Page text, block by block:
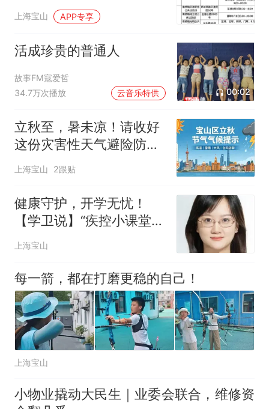
开放，还有体质监测体验
上海宝山 APP专享
活成珍贵的普通人
故事FM寇爱哲
34.7万次播放
云音乐特供 00:02
立秋至，暑未凉！请收好
这份灾害性天气避险防护
指南
上海宝山 2跟贴
健康守护，开学无忧！
【学卫说】“疾控小课堂校
园大健康”直播课开讲啦！
上海宝山
每一箭，都在打磨更稳的自己！
上海宝山
小物业撬动大民生｜业委会联合，维修资